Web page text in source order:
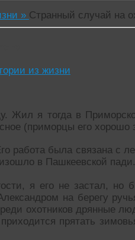
» Странный случай на
из жизни
Жил я тогда в
(приморцы его хорошо
работа была связана с
в Пашкеевской
я его не застал, но
на берегу
охотников дрянные
прятать